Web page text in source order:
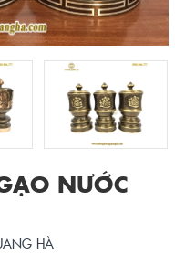
NƯỚC
HÀ